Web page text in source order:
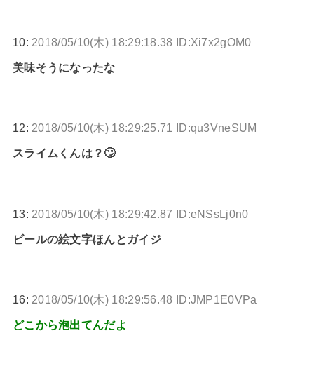
10: 2018/05/10(木) 18:29:18.38 ID:Xi7x2gOM0
美味そうになったな
12: 2018/05/10(木) 18:29:25.71 ID:qu3VneSUM
スライムくんは？🙄
13: 2018/05/10(木) 18:29:42.87 ID:eNSsLj0n0
ビールの絵文字ほんとガイジ
16: 2018/05/10(木) 18:29:56.48 ID:JMP1E0VPa
どこから泡出てんだよ